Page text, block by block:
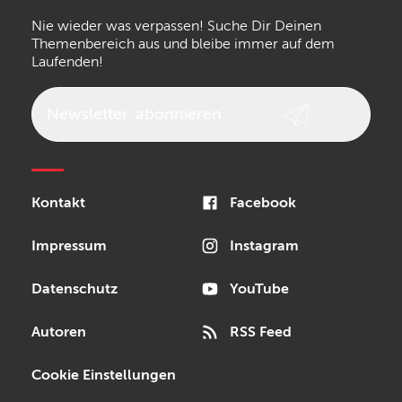
Walrus Audio Epiphone
Nie wieder was verpassen! Suche Dir Deinen
Themenbereich aus und bleibe immer auf dem
Laufenden!
Kontakt
Impressum
Datenschutz
Autoren
Cookie Einstellungen
Facebook
Instagram
YouTube
RSS Feed